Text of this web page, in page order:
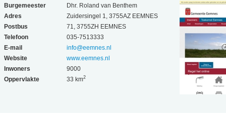
Burgemeester
Dhr. Roland van Benthem
Adres
Zuidersingel 1, 3755AZ EEMNES
Postbus
71, 3755ZH EEMNES
Telefoon
035-7513333
E-mail
info@eemnes.nl
Website
www.eemnes.nl
Inwoners
9000
Oppervlakte
33 km2